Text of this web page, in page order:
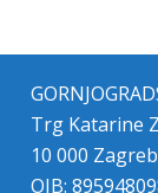
Trg Katarine
10 000 Zagreb
OIB: